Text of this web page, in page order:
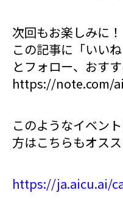
次回もお楽しみに！
この記事に「いい
とフォロー、おす
https://note.com/
このようなイベン
方はこちらもオス
https://ja.aicu.ai/